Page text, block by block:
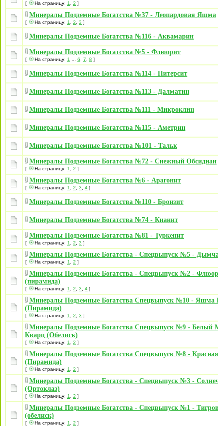
[ На страницу: 1 2 ]
Минералы Подземные Богатства №37 - Леопардовая Яшма
[ На страницу: 1 2 3 ]
Минералы Подземные Богатства №116 - Аквамарин
Минералы Подземные Богатства №5 - Флюорит
[ На страницу: 1 6 7 8 ]
Минералы Подземные Богатства №114 - Питерсит
Минералы Подземные Богатства №113 - Далматин
Минералы Подземные Богатства №111 - Микроклин
Минералы Подземные Богатства №115 - Аметрин
Минералы Подземные Богатства №101 - Тальк
Минералы Подземные Богатства №72 - Снежный Обсидиан
[ На страницу: 1 2 ]
Минералы Подземные Богатства №6 - Арагонит
[ На страницу: 1 2 3 4 ]
Минералы Подземные Богатства №110 - Бронзит
Минералы Подземные Богатства №74 - Кианит
Минералы Подземные Богатства №81 - Туркенит
[ На страницу: 1 2 3 ]
Минералы Подземные Богатства - Спецвыпуск №5 -
[ На страницу: 1 2 ]
Минералы Подземные Богатства - Спецвыпуск №2 -
(пирамида)
[ На страницу: 1 2 3 4 ]
Минералы Подземные Богатства Спецвыпуск №10 - Яшма
(Пирамида)
[ На страницу: 1 2 3 ]
Минералы Подземные Богатства Спецвыпуск №9 - Белый
Кварц (Обелиск)
[ На страницу: 1 2 ]
Минералы Подземные Богатства Спецвыпуск №8 -
(Пирамида)
[ На страницу: 1 2 ]
Минералы Подземные Богатства - Спецвыпуск №3 -
(Ортоклаз)
[ На страницу: 1 2 ]
Минералы Подземные Богатства - Спецвыпуск №1 -
(обелиск)
[ На страницу: 1 2 ]